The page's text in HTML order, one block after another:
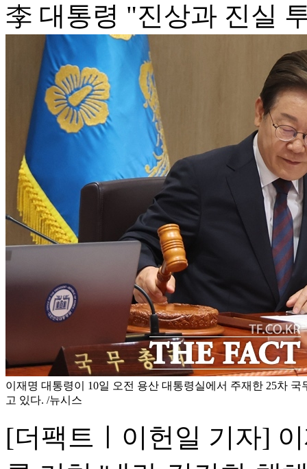
李 대통령 "진상과 진실
이재명 대통령이 10일 오전 용산 대통령실에서 주재한 25차
고 있다. /뉴시스
[더팩트ㅣ이헌일 기자]